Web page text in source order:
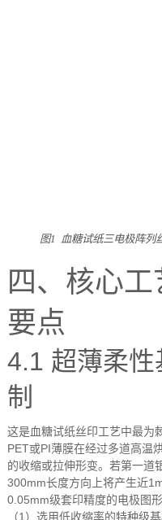
图1 血糖试纸三电极阵列
四、核心
要点
4.1 超薄柔
制
这是血糖试纸丝印工艺中最为
PET或PI薄膜在经过多道高温
的收缩或拉伸形变。若第一道
300mm长度方向上将产生近
0.05mm级套印精度的电极图
（1 ）选用低收缩率的特种级